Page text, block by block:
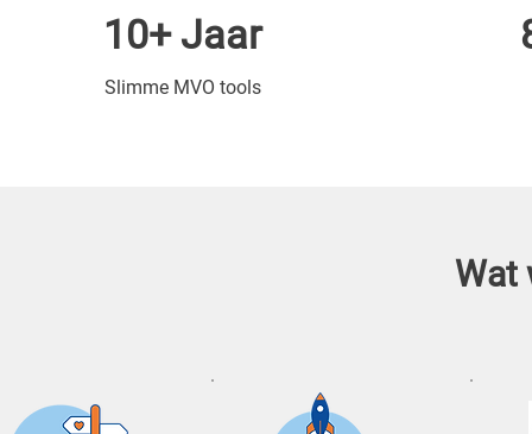
10+ Jaar
Slimme MVO tools
Wat